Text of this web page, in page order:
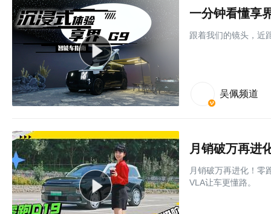
一分钟看懂享
跟着我们的镜头，近
吴佩频道
月销破万再进化！零
VLA让车更懂路。